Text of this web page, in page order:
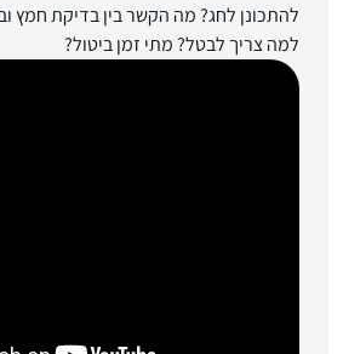
להתכונן לחג? מה הקשר בין בדיקת חמץ
למה צריך לבטל? מתי זמן ביטול?